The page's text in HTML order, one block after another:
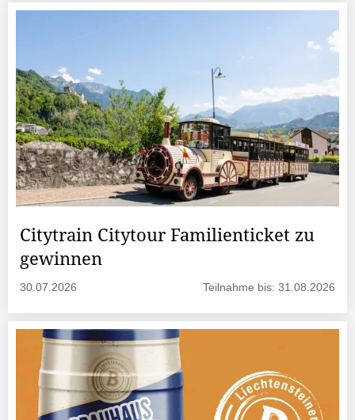
Citytrain Citytour Familienticket zu
gewinnen
30.07.2026 Teilnahme bis: 31.08.2026